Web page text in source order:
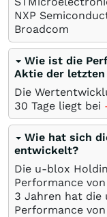
NXP
Broadcom
Wie ist die
Aktie der letzten
Die
30 Tage liegt bei
Wie hat sich
entwickelt?
Die u-blox
Performance
3 Jahren hat die
Performance von